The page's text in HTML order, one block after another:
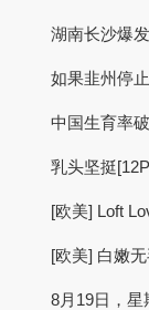
湖南长沙爆
如果韭州停
中国生育率
乳头坚挺
[欧美] Loft
[欧美] 白嫩
8月19日，星